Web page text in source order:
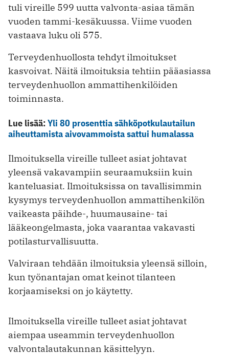
tuli vireille 599 uutta valvonta-asiaa tämän
vuoden tammi-kesäkuussa. Viime vuoden
vastaava luku oli 575.
Terveydenhuollosta tehdyt ilmoitukset
kasvoivat. Näitä ilmoituksia tehtiin pääasiassa
terveydenhuollon ammattihenkilöiden
toiminnasta.
Lue lisää:Yli 80 prosenttia sähköpotkulautailun
aiheuttamista aivovammoista sattui humalassa
Ilmoituksella vireille tulleet asiat johtavat
yleensä vakavampiin seuraamuksiin kuin
kanteluasiat. Ilmoituksissa on tavallisimmin
kysymys terveydenhuollon ammattihenkilön
vaikeasta päihde-, huumausaine- tai
lääkeongelmasta, joka vaarantaa vakavasti
potilasturvallisuutta.
Valviraan tehdään ilmoituksia yleensä silloin,
kun työnantajan omat keinot tilanteen
korjaamiseksi on jo käytetty.
Ilmoituksella vireille tulleet asiat johtavat
aiempaa useammin terveydenhuollon
valvontalautakunnan käsittelyyn.